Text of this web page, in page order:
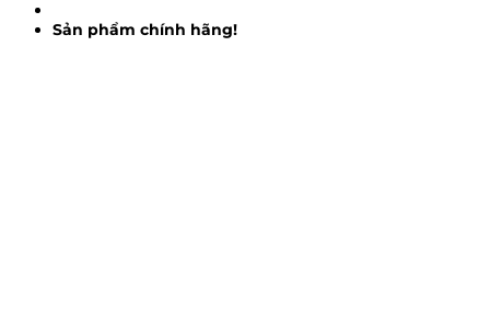
Sản phẩm chính hãng!